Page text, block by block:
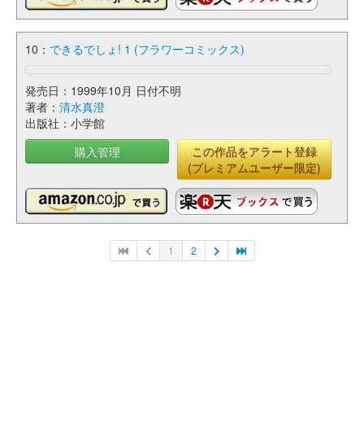
10： できるでしょ! 1 (フラワーコミックス)
発売日：1999年10月 日付不明
著者： 清水真澄
出版社：小学館
購入管理
この作品をアラート登録
(プレミアムユーザー限定)
1 2